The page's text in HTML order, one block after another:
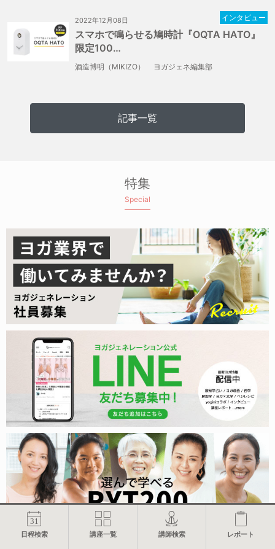
2022年12月08日
スマホで鳴らせる鳩時計『OQTA HATO』
限定100…
酒造博明（MIKIZO） ヨガジェネ編集部
インタビュー
記事一覧
特集
Special
日程検索 講座一覧 講師検索 レポート